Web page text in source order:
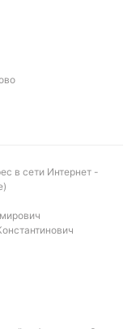
в сети Интернет -